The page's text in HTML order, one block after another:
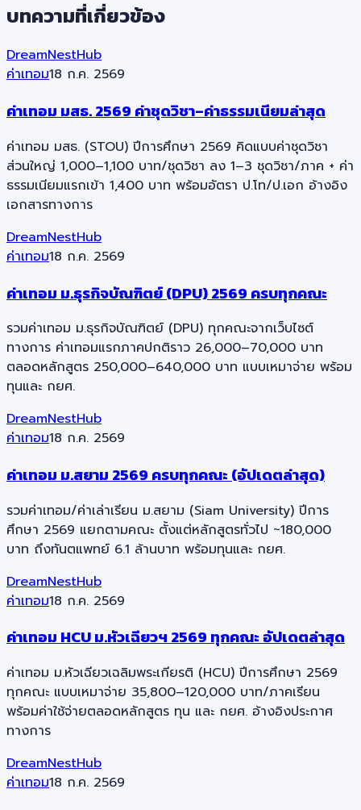
บทความที่เกี่ยวข้อง
DreamNestHub
ค่าเทอม18 ก.ค. 2569
ค่าเทอม มสธ. 2569 ค่าชุดวิชา–ค่าธรรมเนียมล่าสุด
ค่าเทอม มสธ. (STOU) ปีการศึกษา 2569 คิดแบบค่าชุดวิชา
ส่วนใหญ่ 1,000–1,100 บาท/ชุดวิชา ลง 1–3 ชุดวิชา/ภาค + ค่า
ธรรมเนียมแรกเข้า 1,400 บาท พร้อมอัตรา ป.โท/ป.เอก อ้างอิง
เอกสารทางการ
DreamNestHub
ค่าเทอม18 ก.ค. 2569
ค่าเทอม ม.ธุรกิจบัณฑิตย์ (DPU) 2569 ครบทุกคณะ
รวมค่าเทอม ม.ธุรกิจบัณฑิตย์ (DPU) ทุกคณะจากเว็บไซต์
ทางการ ค่าเทอมแรกภาคปกติราว 26,000–70,000 บาท
ตลอดหลักสูตร 250,000–640,000 บาท แบบเหมาจ่าย พร้อม
ทุนและ กยศ.
DreamNestHub
ค่าเทอม18 ก.ค. 2569
ค่าเทอม ม.สยาม 2569 ครบทุกคณะ (อัปเดตล่าสุด)
รวมค่าเทอม/ค่าเล่าเรียน ม.สยาม (Siam University) ปีการ
ศึกษา 2569 แยกตามคณะ ตั้งแต่หลักสูตรทั่วไป ~180,000
บาท ถึงทันตแพทย์ 6.1 ล้านบาท พร้อมทุนและ กยศ.
DreamNestHub
ค่าเทอม18 ก.ค. 2569
ค่าเทอม HCU ม.หัวเฉียวฯ 2569 ทุกคณะ อัปเดตล่าสุด
ค่าเทอม ม.หัวเฉียวเฉลิมพระเกียรติ (HCU) ปีการศึกษา 2569
ทุกคณะ แบบเหมาจ่าย 35,800–120,000 บาท/ภาคเรียน
พร้อมค่าใช้จ่ายตลอดหลักสูตร ทุน และ กยศ. อ้างอิงประกาศ
ทางการ
DreamNestHub
ค่าเทอม18 ก.ค. 2569